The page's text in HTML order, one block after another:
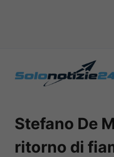
Stefano De
ritorno di